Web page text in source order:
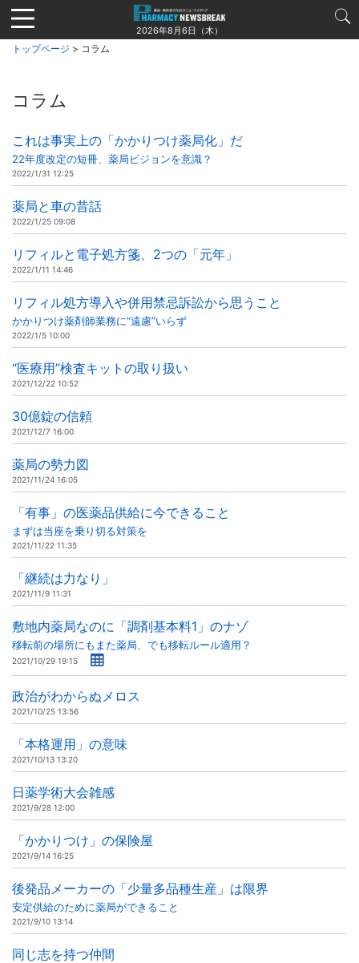
Jump
to
navigation
2026年8月6日（木）
トップページ > コラム
コラム
これは事実上の「かかりつけ薬局化」だ
22年度改定の短冊、薬局ビジョンを意識？
2022/1/31 12:25
薬局と車の昔話
2022/1/25 09:08
リフィルと電子処方箋、2つの「元年」
2022/1/11 14:46
リフィル処方導入や併用禁忌訴訟から思うこと
かかりつけ薬剤師業務に“遠慮”いらず
2022/1/5 10:00
“医療用”検査キットの取り扱い
2021/12/22 10:52
30億錠の信頼
2021/12/7 16:00
薬局の勢力図
2021/11/24 16:05
「有事」の医薬品供給に今できること
まずは当座を乗り切る対策を
2021/11/22 11:35
「継続は力なり」
2021/11/9 11:31
敷地内薬局なのに「調剤基本料1」のナゾ
移転前の場所にもまた薬局、でも移転ルール適用？
2021/10/29 19:15
政治がわからぬメロス
2021/10/25 13:56
「本格運用」の意味
2021/10/13 13:20
日薬学術大会雑感
2021/9/28 12:00
「かかりつけ」の保険屋
2021/9/14 16:25
後発品メーカーの「少量多品種生産」は限界
安定供給のために薬局ができること
2021/9/10 13:14
同じ志を持つ仲間